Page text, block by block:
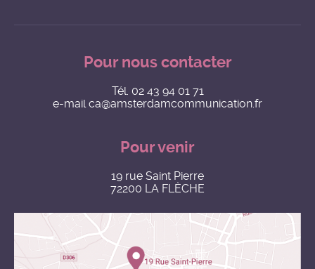
Pour nous contacter
Tél. 02 43 94 01 71
e-mailca@amsterdamcommunication.fr
Pour venir
19 rue Saint Pierre
72200 LA FLÈCHE